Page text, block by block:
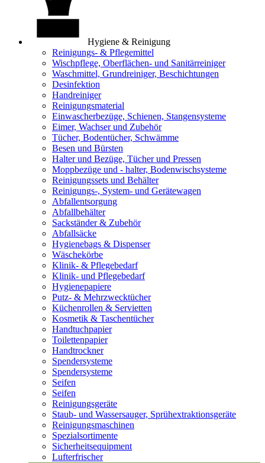
Hygiene & Reinigung
Reinigungs- & Pflegemittel
Wischpflege, Oberflächen- und Sanitärreiniger
Waschmittel, Grundreiniger, Beschichtungen
Desinfektion
Handreiniger
Reinigungsmaterial
Einwascherbezüge, Schienen, Stangensysteme
Eimer, Wachser und Zubehör
Tücher, Bodentücher, Schwämme
Besen und Bürsten
Halter und Bezüge, Tücher und Pressen
Moppbezüge und - halter, Bodenwischsysteme
Reinigungssets und Behälter
Reinigungs-, System- und Gerätewagen
Abfallentsorgung
Abfallbehälter
Sackständer & Zubehör
Abfallsäcke
Hygienebags & Dispenser
Wäschekörbe
Klinik- & Pflegebedarf
Klinik- und Pflegebedarf
Hygienepapiere
Putz- & Mehrzwecktücher
Küchenrollen & Servietten
Kosmetik & Taschentücher
Handtuchpapier
Toilettenpapier
Handtrockner
Spendersysteme
Spendersysteme
Seifen
Seifen
Reinigungsgeräte
Staub- und Wassersauger, Sprühextraktionsgeräte
Reinigungsmaschinen
Spezialsortimente
Sicherheitsequipment
Lufterfrischer